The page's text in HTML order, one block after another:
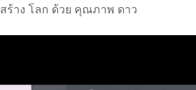
สร้าง โลก ด้วย คุณภาพ ดาว